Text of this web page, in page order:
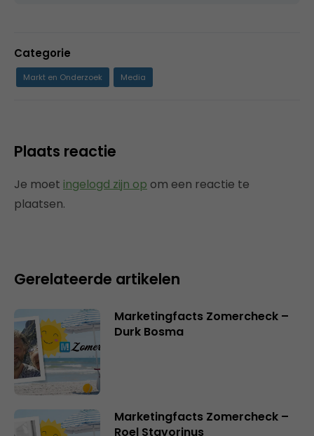
Categorie
Markt en Onderzoek Media
Plaats reactie
Je moet ingelogd zijn op om een reactie te
plaatsen.
Gerelateerde artikelen
Marketingfacts Zomercheck –
Durk Bosma
Marketingfacts Zomercheck –
Roel Stavorinus